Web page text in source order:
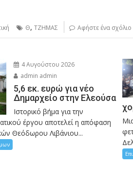
Θ, ΤΖΗΜΑΣ Αφήστε ένα σχόλιο
4 Αυγούστου 2026
admin admin
5,6 εκ. ευρώ για νέο
Δημαρχείο στην Ελεούσα
Ιστορικό βήμα για την
έργου αποτελεί η απόφαση
Θεόδωρου Λιβάνιου...